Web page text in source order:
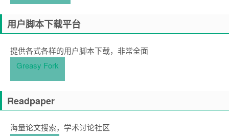
用户脚本下载平台
提供各式各样的用户脚本下载，非常全面
Greasy Fork
Readpaper
海量论文搜索，学术讨论社区